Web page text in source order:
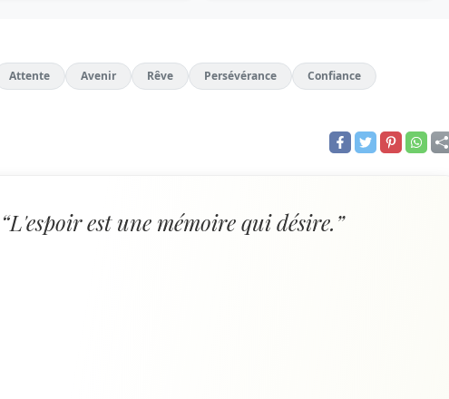
Attente Avenir Rêve Persévérance
Confiance
“L'espoir est une mémoire qui désire.”